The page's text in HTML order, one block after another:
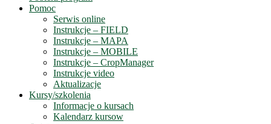
Pomoc
Serwis online
Instrukcje – FIELD
Instrukcje – MAPA
Instrukcje – MOBILE
Instrukcje – CropManager
Instrukcje video
Aktualizacje
Kursy/szkolenia
Informacje o kursach
Kalendarz kursow